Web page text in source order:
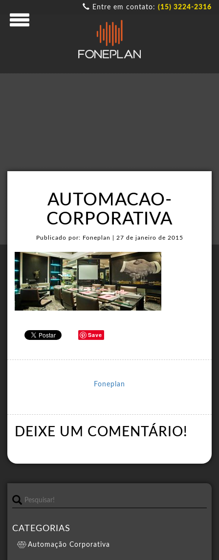
Entre em contato: (15) 3224-2316
AUTOMACAO-
CORPORATIVA
Publicado por: Foneplan | 27 de janeiro de 2015
Save
Foneplan
DEIXE UM COMENTÁRIO!
CATEGORIAS
Automação Corporativa